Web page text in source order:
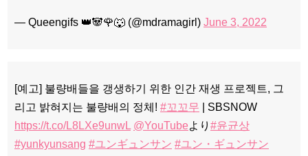
— Queengifs 👑🐼🌹🐺 (@mdramagirl) June 3, 2022
[예고] 불량배들을 갱생하기 위한 인간 재생 프로젝트, 그
리고 밝혀지는 불량배의 정체! #꼬꼬무 | SBSNOW
https://t.co/L8LXe9unwL @YouTubeより #윤균상
#yunkyunsang #ユンギュンサン #ユン・ギュンサン